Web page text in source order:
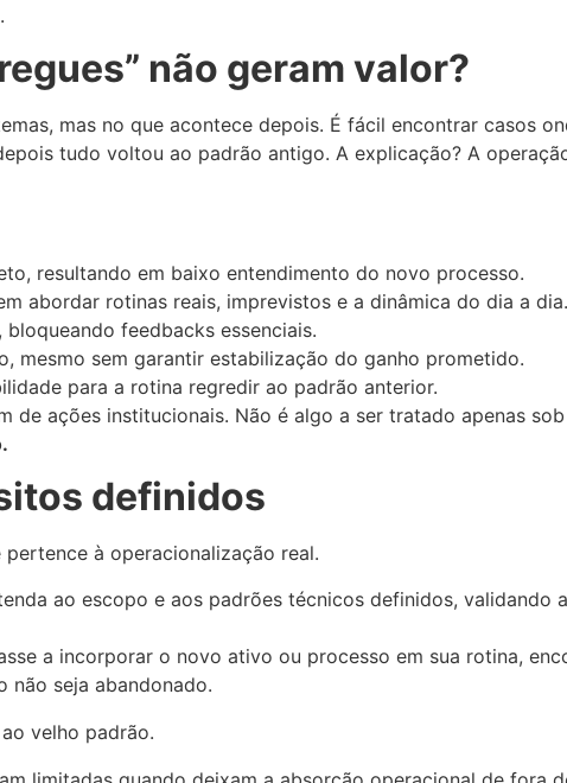
não geram valor?
mas no que acontece depois. É fácil encontrar casos
tudo voltou ao padrão antigo. A explicação? A
resultando em baixo entendimento do novo processo.
abordar rotinas reais, imprevistos e a dinâmica do dia a dia.
feedbacks essenciais.
mesmo sem garantir estabilização do ganho prometido.
para a rotina regredir ao padrão anterior.
de ações institucionais. Não é algo a ser tratado apenas
definidos
à operacionalização real.
ao escopo e aos padrões técnicos definidos, validando
a incorporar o novo ativo ou processo em sua rotina,
não seja abandonado.
velho padrão.